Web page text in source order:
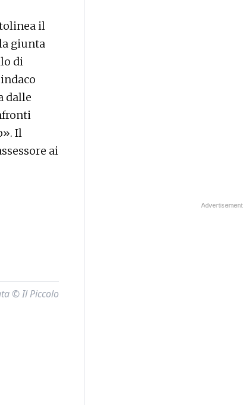
il
giunta
di
dalle
Il
ai
© Il Piccolo